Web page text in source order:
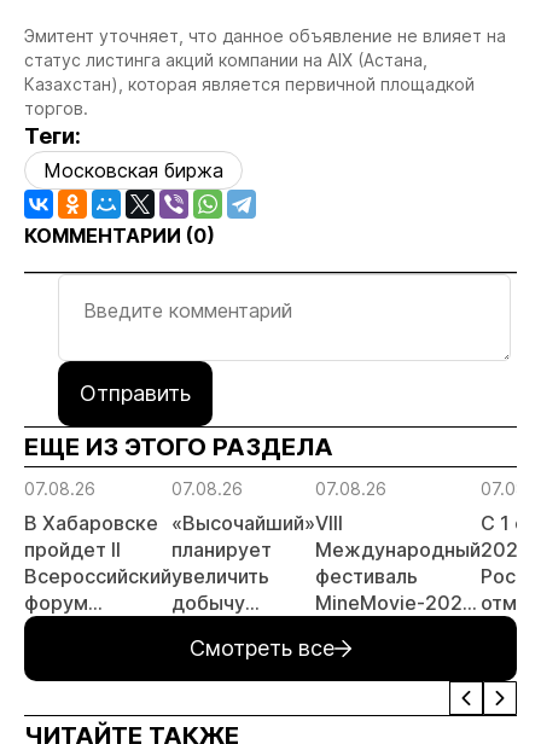
Эмитент уточняет, что данное объявление не влияет на
статус листинга акций компании на AIX (Астана,
Казахстан), которая является первичной площадкой
торгов.
Теги:
Московская биржа
КОММЕНТАРИИ (0)
Отправить
ЕЩЕ ИЗ ЭТОГО РАЗДЕЛА
07.08.26
В Хабаровске
пройдет II
Всероссийский
форум
«Россыпное
России»
07.08.26
«Высочайший»
планирует
увеличить
добычу
тонн в 2026
году
07.08.26
VIII
Международный
фестиваль
MineMovie-2026
заявок
С 1
2026
Смотреть все
ЧИТАЙТЕ ТАКЖЕ